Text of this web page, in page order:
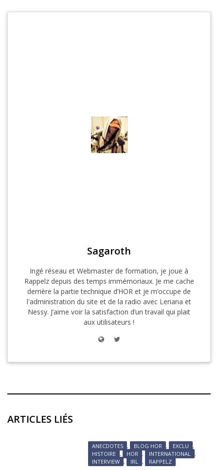
Sagaroth
Ingé réseau et Webmaster de formation, je joue à
Rappelz depuis des temps immémoriaux. Je me cache
derrière la partie technique d’HOR et je m’occupe de
l'administration du site et de la radio avec Leriana et
Nessy. J’aime voir la satisfaction d’un travail qui plait
aux utilisateurs !
ARTICLES LIÉS
ANECDOTES , BLOG HOR , EXCLU ,
HISTOIRE , HOR , INTERNATIONAL ,
INTERVIEW , IRL , RAPPELZ